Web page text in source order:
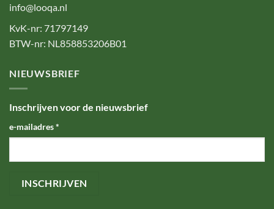
info@looqa.nl
KvK-nr: 71797149
BTW-nr: NL858853206B01
NIEUWSBRIEF
Inschrijven voor de nieuwsbrief
e-mailadres*